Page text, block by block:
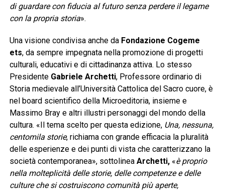
di guardare con fiducia al futuro senza perdere il legame
con la propria storia».
Una visione condivisa anche da Fondazione Cogeme
ets, da sempre impegnata nella promozione di progetti
culturali, educativi e di cittadinanza attiva. Lo stesso
Presidente Gabriele Archetti, Professore ordinario di
Storia medievale all’Università Cattolica del Sacro cuore, è
nel board scientifico della Microeditoria, insieme e
Massimo Bray e altri illustri personaggi del mondo della
cultura. «Il tema scelto per questa edizione, Una, nessuna,
centomila storie, richiama con grande efficacia la pluralità
delle esperienze e dei punti di vista che caratterizzano la
società contemporanea», sottolinea Archetti, «è proprio
nella molteplicità delle storie, delle competenze e delle
culture che si costruiscono comunità più aperte,